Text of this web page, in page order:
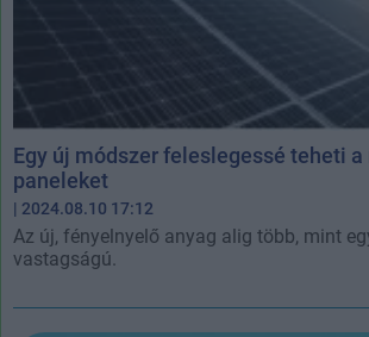
Egy új módszer feleslegessé teheti
paneleket
| 2024.08.10 17:12
Az új, fényelnyelő anyag alig több, mint
vastagságú.